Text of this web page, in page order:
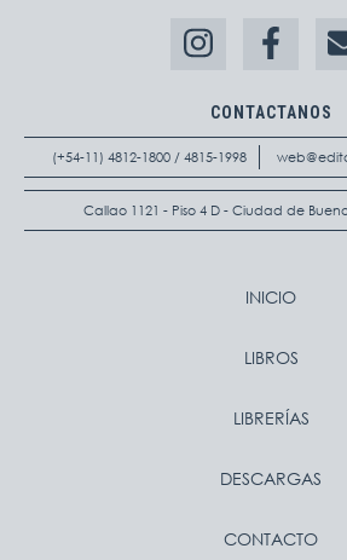
CONTACTANOS
(+54-11) 4812-1800 / 4815-1998
Callao 1121 - Piso 4 D - Ciudad de
INICIO
LIBROS
LIBRERÍAS
DESCARGAS
CONTACTO